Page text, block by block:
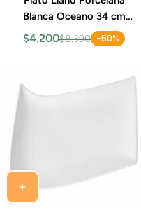
Blanca Oceano 34 cm
Costa Verde
$4.200$8.390 -50%